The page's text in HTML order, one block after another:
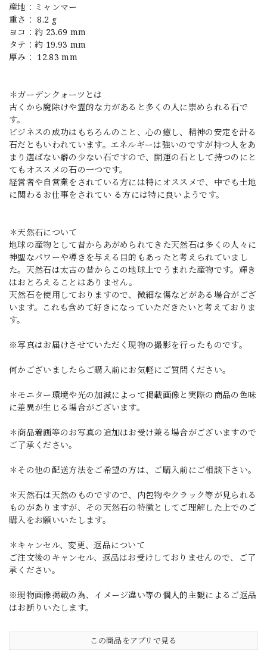
産地：ミャンマー
重さ： 8.2 g
ヨコ：約 23.69 mm
タテ：約 19.93 mm
厚み： 12.83 mm
＊ガーデンクォーツとは
古くから魔除けや霊的な力があると多くの人に崇められる石で
す。
ビジネスの成功はもちろんのこと、心の癒し、精神の安定を計る
石だともいわれています。エネルギーは強いのですが持つ人をあ
まり選ばない癖の少ない石ですので、開運の石として持つのにと
てもオススメの石の一つです。
経営者や自営業をされている方には特にオススメで、中でも土地
に関わるお仕事をされてい る方には特に良いようです。
＊天然石について
地球の産物として昔からあがめられてきた天然石は多くの人々に
神聖なパワーや導きを与える目的もあったと考えられていまし
た。天然石は太古の昔からこの地球上でうまれた産物です。輝き
はおとろえることはありません。
天然石を使用しておりますので、微細な傷などがある場合がござ
います。これも含めて好きになっていただきたいと考えておりま
す。
※写真はお届けさせていただく現物の撮影を行ったものです。
何かございましたらご購入前にお気軽にご質問ください。
＊モニター環境や光の加減によって掲載画像と実際の商品の色味
に差異が生じる場合がございます。
＊商品着画等のお写真の追加はお受け兼る場合がございますので
ご了承ください。
＊その他の配送方法をご希望の方は、ご購入前にご相談下さい。
＊天然石は天然のものですので、内包物やクラック等が見られる
ものがありますが、その天然石の特徴としてご理解した上でのご
購入をお願いいたします。
＊キャンセル、変更、返品について
ご注文後のキャンセル、返品はお受けしておりませんので、ご了
承ください。
※現物画像掲載の為、イメージ違い等の個人的主観によるご返品
はお断りいたします。
この商品をアプリで見る